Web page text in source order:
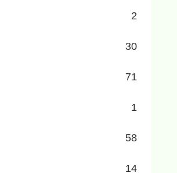
2
30
71
1
58
14